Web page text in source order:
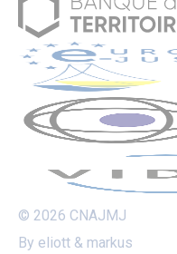
© 2026 CNAJMJ
By eliott & markus